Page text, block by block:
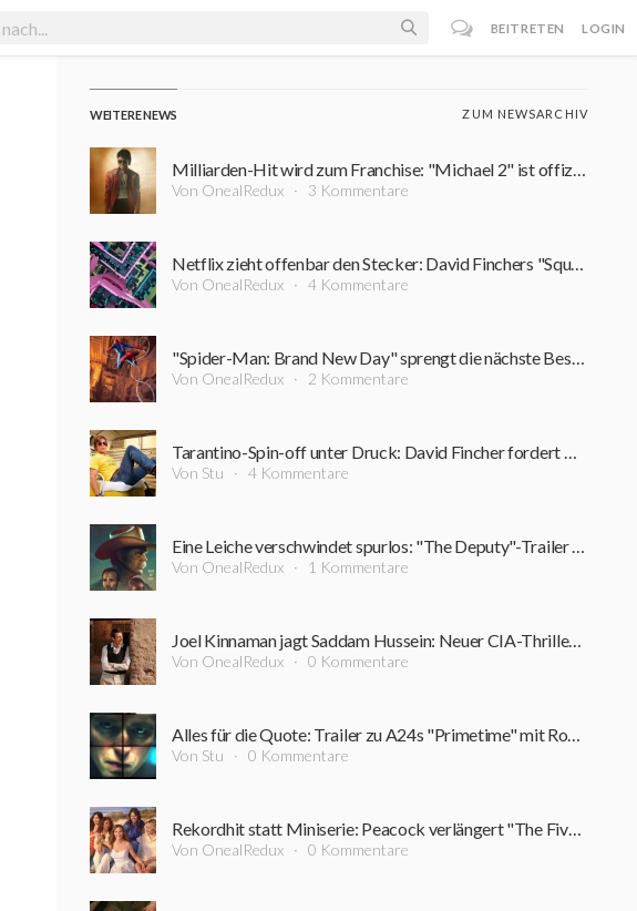
BEITRETEN LOGIN
WEITERE NEWS ZUM NEWSARCHIV
Milliarden-Hit wird zum Franchise: "Michael 2" ist offiziell in Arbeit – erster Zeitplan steht
Von OnealRedux 3 Kommentare
Netflix zieht offenbar den Stecker: David Finchers "Squid Game"-Projekt steht vor dem Aus
Von OnealRedux 4 Kommentare
"Spider-Man: Brand New Day" sprengt die nächste Bestmarke: Diesen Kino-Rekord schaffte zuvor kein Film
Von OnealRedux 2 Kommentare
Tarantino-Spin-off unter Druck: David Fincher fordert Nachdrehs für 200-Millionen-Dollar-Film
Von Stu 4 Kommentare
Eine Leiche verschwindet spurlos: "The Deputy"-Trailer führt in einen Sumpf aus Korruption und Verbrechen
Von OnealRedux 1 Kommentare
Joel Kinnaman jagt Saddam Hussein: Neuer CIA-Thriller startet bereits im September
Von OnealRedux 0 Kommentare
Alles für die Quote: Trailer zu A24s "Primetime" mit Robert Pattinson ist online
Von Stu 0 Kommentare
Rekordhit statt Miniserie: Peacock verlängert "The Five-Star Weekend" überraschend um Staffel 2
Von OnealRedux 0 Kommentare